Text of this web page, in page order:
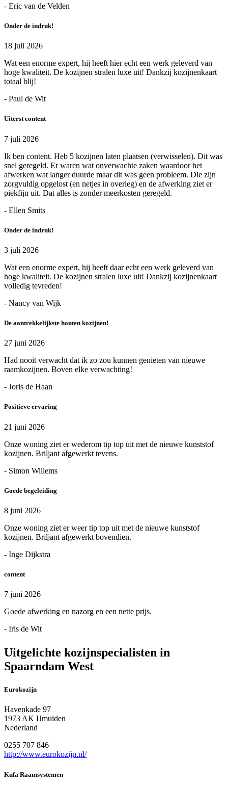
- Eric van de Velden
Onder de indruk!
18 juli 2026
Wat een enorme expert, hij heeft hier echt een werk geleverd van
hoge kwaliteit. De kozijnen stralen luxe uit! Dankzij kozijnenkaart
totaal blij!
- Paul de Wit
Uiterst content
7 juli 2026
Ik ben content. Heb 5 kozijnen laten plaatsen (verwisselen). Dit was
snel geregeld. Er waren wat onverwachte zaken waardoor het
afwerken wat langer duurde maar dit was geen probleem. Die zijn
zorgvuldig opgelost (en netjes in overleg) en de afwerking ziet er
piekfijn uit. Dat alles is zonder meerkosten geregeld.
- Ellen Smits
Onder de indruk!
3 juli 2026
Wat een enorme expert, hij heeft daar echt een werk geleverd van
hoge kwaliteit. De kozijnen stralen luxe uit! Dankzij kozijnenkaart
volledig tevreden!
- Nancy van Wijk
De aantrekkelijkste houten kozijnen!
27 juni 2026
Had nooit verwacht dat ik zo zou kunnen genieten van nieuwe
raamkozijnen. Boven elke verwachting!
- Joris de Haan
Positieve ervaring
21 juni 2026
Onze woning ziet er wederom tip top uit met de nieuwe kunststof
kozijnen. Briljant afgewerkt tevens.
- Simon Willems
Goede begeleiding
8 juni 2026
Onze woning ziet er weer tip top uit met de nieuwe kunststof
kozijnen. Briljant afgewerkt bovendien.
- Inge Dijkstra
content
7 juni 2026
Goede afwerking en nazorg en een nette prijs.
- Iris de Wit
Uitgelichte kozijnspecialisten in
Spaarndam West
Eurokozijn
Havenkade 97
1973 AK IJmuiden
Nederland
0255 707 846
http://www.eurokozijn.nl/
Kufa Raamsystemen